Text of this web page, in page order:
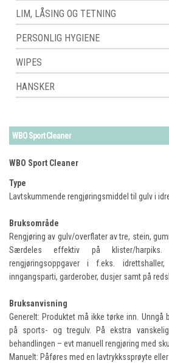
LIM, LÅSING OG TETNING
PERSONLIG HYGIENE
WIPES
HANSKER
WBO Sport Cleaner
WBO Sport Cleaner
Type
Lavtskummende rengjøringsmiddel til gulv i
Bruksområde
Rengjøring av gulv/overflater av tre, stein,
Særdeles effektiv på klister/
rengjøringsoppgaver i f.eks. idrettshaller,
inngangsparti, garderober, dusjer samt på
Bruksanvisning
Generelt: Produktet må ikke tørke inn. Unngå
på sports- og tregulv. På ekstra
behandlingen – evt manuell rengjøring med
Manuelt: Påføres med en lavtrykkssprøyte